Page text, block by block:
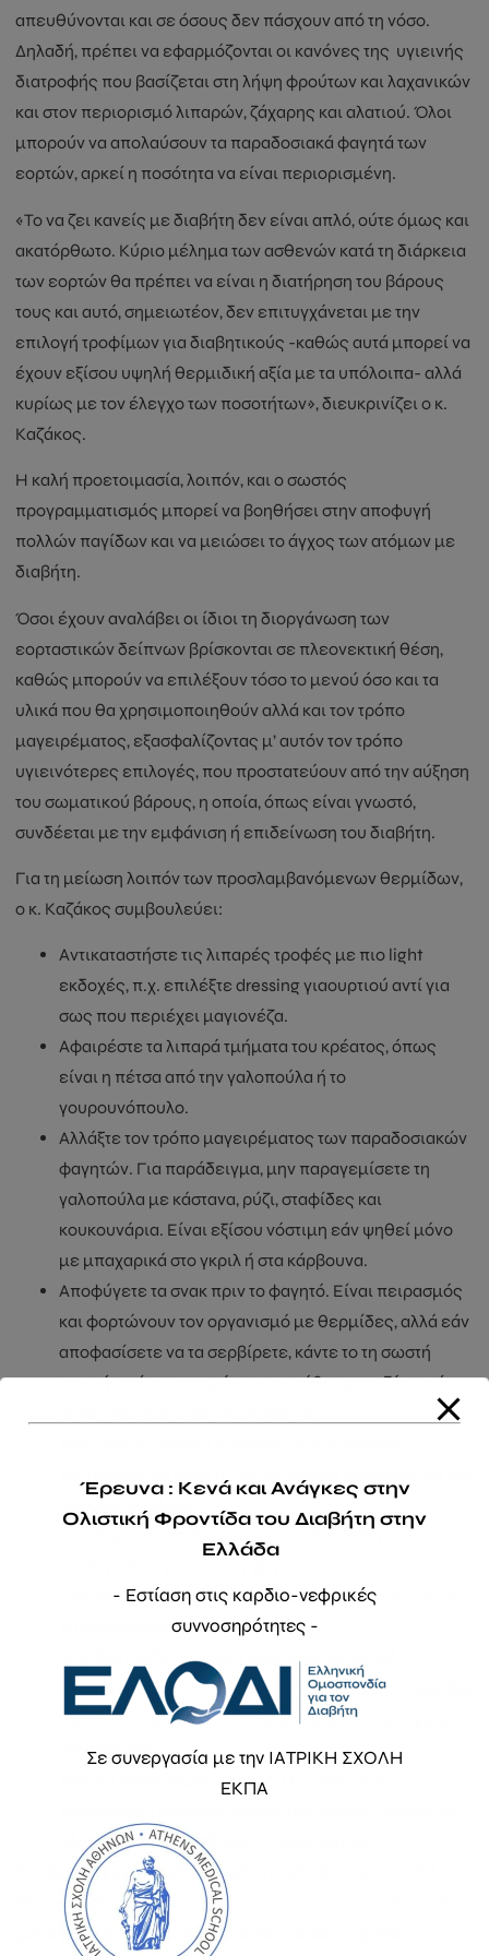
απευθύνονται και σε όσους δεν πάσχουν από τη νόσο.
Δηλαδή, πρέπει να εφαρμόζονται οι κανόνες της υγιεινής
διατροφής που βασίζεται στη λήψη φρούτων και λαχανικών
και στον περιορισμό λιπαρών, ζάχαρης και αλατιού. Όλοι
μπορούν να απολαύσουν τα παραδοσιακά φαγητά των
εορτών, αρκεί η ποσότητα να είναι περιορισμένη.
«Το να ζει κανείς με διαβήτη δεν είναι απλό, ούτε όμως και
ακατόρθωτο. Κύριο μέλημα των ασθενών κατά τη διάρκεια
των εορτών θα πρέπει να είναι η διατήρηση του βάρους
τους και αυτό, σημειωτέον, δεν επιτυγχάνεται με την
επιλογή τροφίμων για διαβητικούς -καθώς αυτά μπορεί να
έχουν εξίσου υψηλή θερμιδική αξία με τα υπόλοιπα- αλλά
κυρίως με τον έλεγχο των ποσοτήτων», διευκρινίζει ο κ.
Καζάκος.
Η καλή προετοιμασία, λοιπόν, και ο σωστός
προγραμματισμός μπορεί να βοηθήσει στην αποφυγή
πολλών παγίδων και να μειώσει το άγχος των ατόμων με
διαβήτη.
Όσοι έχουν αναλάβει οι ίδιοι τη διοργάνωση των
εορταστικών δείπνων βρίσκονται σε πλεονεκτική θέση,
καθώς μπορούν να επιλέξουν τόσο το μενού όσο και τα
υλικά που θα χρησιμοποιηθούν αλλά και τον τρόπο
μαγειρέματος, εξασφαλίζοντας μ’ αυτόν τον τρόπο
υγιεινότερες επιλογές, που προστατεύουν από την αύξηση
του σωματικού βάρους, η οποία, όπως είναι γνωστό,
συνδέεται με την εμφάνιση ή επιδείνωση του διαβήτη.
Για τη μείωση λοιπόν των προσλαμβανόμενων θερμίδων,
ο κ. Καζάκος συμβουλεύει:
Αντικαταστήστε τις λιπαρές τροφές με πιο light
εκδοχές, π.χ. επιλέξτε dressing γιαουρτιού αντί για
σως που περιέχει μαγιονέζα.
Αφαιρέστε τα λιπαρά τμήματα του κρέατος, όπως
είναι η πέτσα από την γαλοπούλα ή το
γουρουνόπουλο.
Αλλάξτε τον τρόπο μαγειρέματος των παραδοσιακών
φαγητών. Για παράδειγμα, μην παραγεμίσετε τη
γαλοπούλα με κάστανα, ρύζι, σταφίδες και
κουκουνάρια. Είναι εξίσου νόστιμη εάν ψηθεί μόνο
με μπαχαρικά στο γκριλ ή στα κάρβουνα.
Αποφύγετε τα σνακ πριν το φαγητό. Είναι πειρασμός
και φορτώνουν τον οργανισμό με θερμίδες, αλλά εάν
αποφασίσετε να τα σερβίρετε, κάντε το τη σωστή
στιγμή αντί να παραμένουν σε κάθε τραπεζάκι επί
προσθέτει βάρος.
Σερβίρετε στο πιάτο σας τη σωστή ποσότητα
ξαναγεμίσετε. Μην ξεχνάτε ότι το μισό πιάτο πρέπει
να αποτελείται από σαλάτα.
Μην δοκιμάζετε απ’ όλα τα διαθέσιμα γλυκά.
Αντικαταστήστε τα με φρούτα ή μοιραστείτε τη μερίδα
με κάποιον άλλον, εάν αποφασίσετε να υποκύψετε
στον πειρασμό.
Μέτρια κατανάλωση αλκοόλ. Θυμηθείτε ότι η
οδηγήσει σε επικίνδυνες υπογλυκαιμίες.
Εάν έχετε διαγνωστεί με διαβήτη πρόσφατα είναι καλό να
ελέγχετε συχνά τη γλυκόζη του αίματος προκειμένου να
μάθετε πόσο πρέπει να τρώτε και τι είδους τροφές
Έρευνα : Κενά και Ανάγκες στην
Ολιστική Φροντίδα του Διαβήτη στην
Ελλάδα
- Εστίαση στις καρδιο-νεφρικές
συννοσηρότητες -
Σε συνεργασία με την ΙΑΤΡΙΚΗ ΣΧΟΛΗ
ΕΚΠΑ